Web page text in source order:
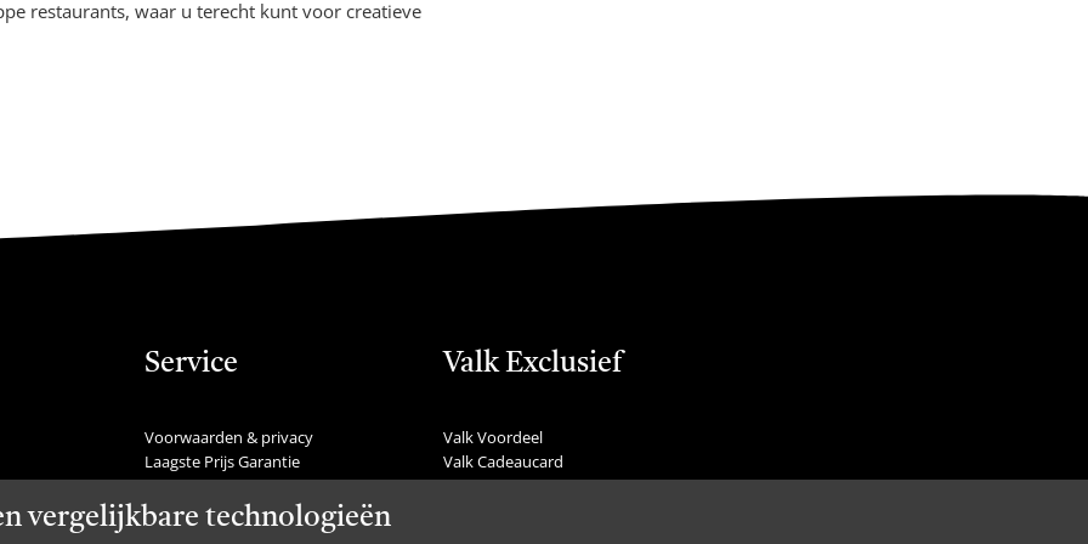
vergelijkbare technologieën
restaurants, waar u terecht kunt voor creatieve
Service
Voorwaarden & privacy
Laagste Prijs Garantie
Veelgestelde vragen
Nieuws
Valk Exclusief
Valk Voordeel
Valk Cadeaucard
Valk Suites